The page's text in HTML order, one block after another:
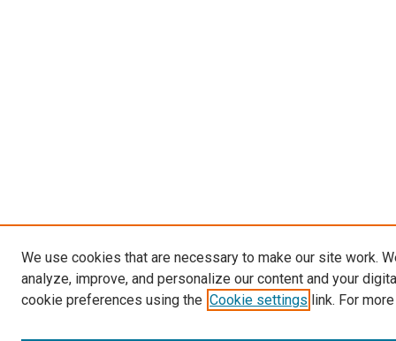
We use cookies that are necessary to make our site work.
analyze, improve, and personalize our content and your
cookie preferences using the Cookie settings link. For